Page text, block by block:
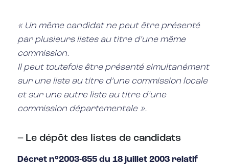
« Un même candidat ne peut être présenté
par plusieurs listes au titre d’une même
commission.
Il peut toutefois être présenté simultanément
sur une liste au titre d’une commission locale
et sur une autre liste au titre d’une
commission départementale ».
– Le dépôt des listes de candidats
Décret n°2003-655 du 18 juillet 2003 relatif